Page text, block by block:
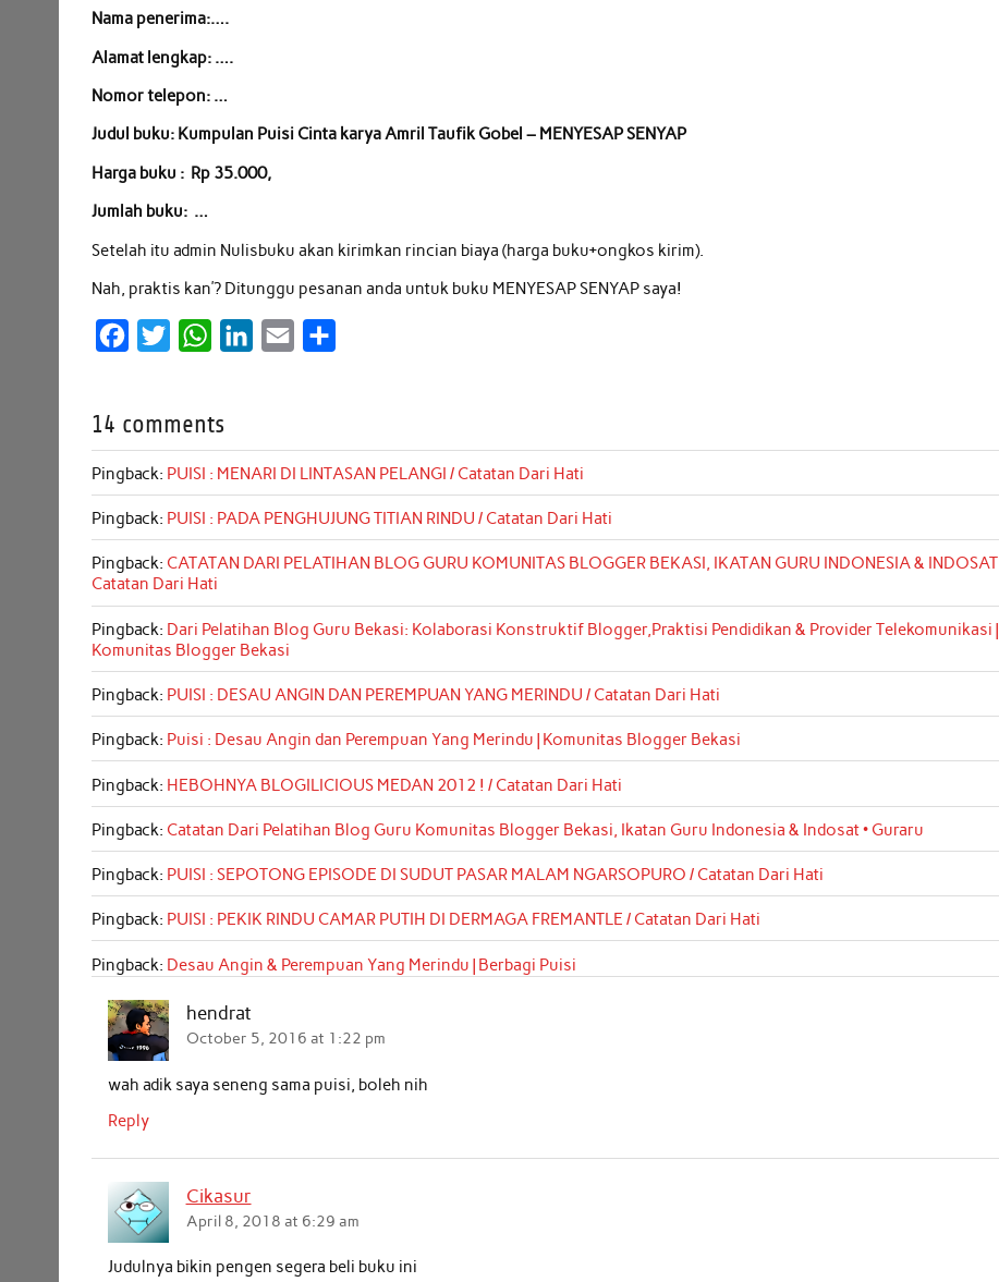
Nama penerima:….
Alamat lengkap: ….
Nomor telepon: …
Judul buku: Kumpulan Puisi Cinta karya Amril Taufik Gobel – MENYESAP SENYAP
Harga buku : Rp 35.000,
Jumlah buku: …
Setelah itu admin Nulisbuku akan kirimkan rincian biaya (harga buku+ongkos kirim).
Nah, praktis kan’? Ditunggu pesanan anda untuk buku MENYESAP SENYAP saya!
e
b
o
o
k
t
t
e
W
t
s
A
p
p
e
d
n
l
e
14 comments
Pingback: PUISI : MENARI DI LINTASAN PELANGI / Catatan Dari Hati
Pingback: PUISI : PADA PENGHUJUNG TITIAN RINDU / Catatan Dari Hati
Pingback: CATATAN DARI PELATIHAN BLOG GURU KOMUNITAS BLOGGER BEKASI, IKATAN GURU INDONESIA & INDOSAT |
Catatan Dari Hati
Pingback: Dari Pelatihan Blog Guru Bekasi: Kolaborasi Konstruktif Blogger,Praktisi Pendidikan & Provider Telekomunikasi |
Komunitas Blogger Bekasi
Pingback: PUISI : DESAU ANGIN DAN PEREMPUAN YANG MERINDU / Catatan Dari Hati
Pingback: Puisi : Desau Angin dan Perempuan Yang Merindu | Komunitas Blogger Bekasi
Pingback: HEBOHNYA BLOGILICIOUS MEDAN 2012 ! / Catatan Dari Hati
Pingback: Catatan Dari Pelatihan Blog Guru Komunitas Blogger Bekasi, Ikatan Guru Indonesia & Indosat • Guraru
Pingback: PUISI : SEPOTONG EPISODE DI SUDUT PASAR MALAM NGARSOPURO / Catatan Dari Hati
Pingback: PUISI : PEKIK RINDU CAMAR PUTIH DI DERMAGA FREMANTLE / Catatan Dari Hati
Pingback: Desau Angin & Perempuan Yang Merindu | Berbagi Puisi
hendrat
October 5, 2016 at 1:22 pm
wah adik saya seneng sama puisi, boleh nih
Reply
Cikasur
April 8, 2018 at 6:29 am
Judulnya bikin pengen segera beli buku ini